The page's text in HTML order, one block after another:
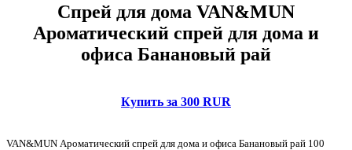
Спрей для дома VAN&MUN
Ароматический спрей для дома и
офиса Банановый рай
Купить за 300 RUR
VAN&MUN Ароматический спрей для дома и офиса Банановый рай 100